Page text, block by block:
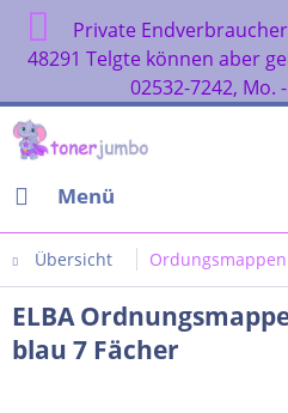
Private
48291 Telgte können aber
02532-7242, Mo.
Menü
Übersicht Ordungsmappen
ELBA
blau 7 Fächer